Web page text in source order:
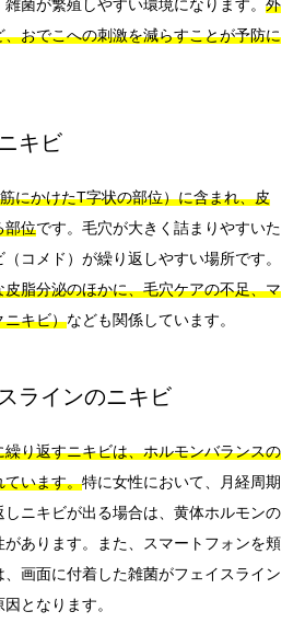
菌が繁殖しやすい環境になります。 外
おでこへの刺激を減らすことが予防に
キビ
にかけたT字状の部位）に含まれ、皮
部位です。毛穴が大きく詰まりやすいた
コメド）が繰り返しやすい場所です。
皮脂分泌のほかに、毛穴ケアの不足、マ
ニキビ）なども関係しています。
ラインのニキビ
り返すニキビは、ホルモンバランスの
ています。特に女性において、月経周期
ニキビが出る場合は、黄体ホルモンの
あります。また、スマートフォンを頬
画面に付着した雑菌がフェイスライン
となります。